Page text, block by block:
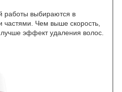
работы выбираются в
частями. Чем выше скорость,
эффект удаления волос.